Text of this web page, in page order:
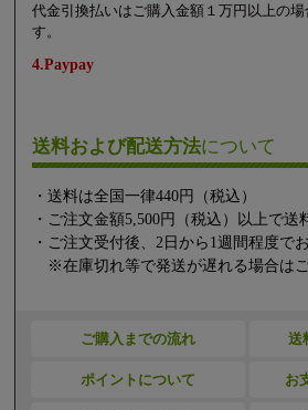
代金引換払いはご購入金額１万円以上の
す。
4.Paypay
送料および配送方法について
・送料は全国一律440円（税込）
・ご注文金額5,500円（税込）以上で送
・ご注文受付後、2日から1週間程度で
※在庫切れ等で発送が遅れる場合はご
ご購入までの流れ 送
ポイントについて お